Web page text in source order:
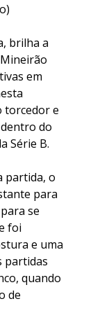
brilha a
em
torcedor e
do
Série B.
partida, o
para
se
foi
e uma
partidas
quando
de